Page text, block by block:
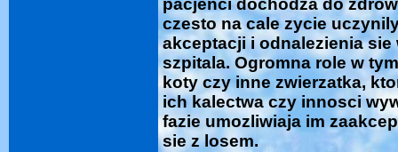
pacjenci dochodza do
czesto na cale zycie
akceptacji i odnalezienia
szpitala. Ogromna role w
koty czy inne zwierzatka,
ich kalectwa czy innosci
fazie umozliwiaja im
sie z losem.